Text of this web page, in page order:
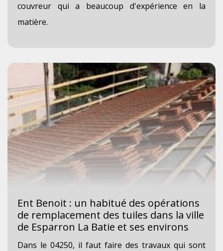
couvreur qui a beaucoup d'expérience en la
matière.
Ent Benoit : un habitué des opérations
de remplacement des tuiles dans la ville
de Esparron La Batie et ses environs
Dans le 04250, il faut faire des travaux qui sont